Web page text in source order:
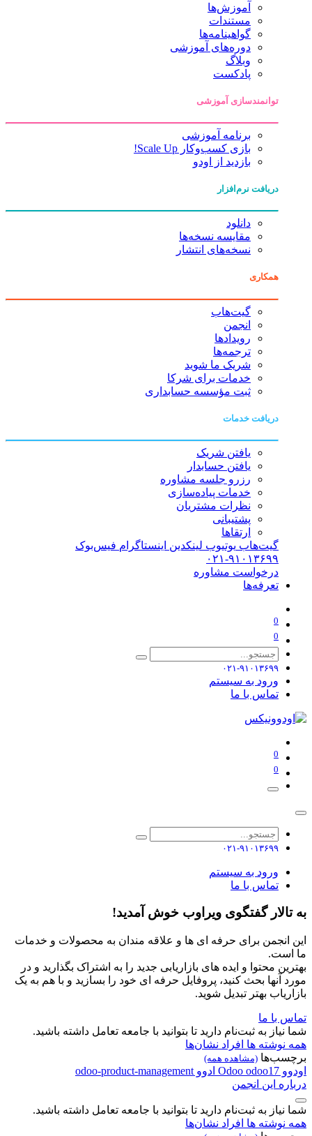
آموزش‌ها
مستندات
گواهینامه‌ها
دوره‌های آموزشی
وبلاگ
پادکست
توانمندسازی آموزشی
برنامه آموزشی
بازی کسب‌وکار Scale Up!
بازدید از اودو
دریافت نرم‌افزار
دانلود
مقایسه نسخه‌ها
نسخه‌های انتشار
همکاری
گیت‌هاب
انجمن
رویدادها
ترجمه‌ها
شریک ما شوید
خدمات برای شرکا
ثبت مؤسسه حسابداری
دریافت خدمات
یافتن شریک
یافتن حسابدار
رزرو جلسه مشاوره
خدمات پیاده‌سازی
نظرات مشتریان
پشتیبانی
ارتقاها
گیت‌هاب یوتیوب لینکدین اینستاگرام فیس‌بوک
۰۲۱-۹۱۰۱۳۶۹۹
درخواست مشاوره
تعرفه‌ها
0
0
۰۲۱-۹۱۰۱۳۶۹۹
ورود به سیستم
تماس با ما
0
0
۰۲۱-۹۱۰۱۳۶۹۹
ورود به سیستم
تماس با ما
به تالار گفتگوی ویراوب خوش آمدید!
این انجمن برای حرفه ای ها و علاقه مندان به محصولات و خدمات
ما است.
بهترین محتوا و ایده های بازاریابی جدید را به اشتراک بگذارید و در
مورد آنها بحث کنید، پروفایل حرفه ای خود را بسازید و با هم به یک
بازاریاب بهتر تبدیل شوید.
تماس با ما
شما نیاز به ثبت‌نام دارید تا بتوانید با جامعه تعامل داشته باشید.
همه نوشته ها افراد نشان‌ها
برچسب‌ها (مشاهده همه)
اودوو Odoo odoo17 ادوو odoo-product-management
درباره این انجمن
شما نیاز به ثبت‌نام دارید تا بتوانید با جامعه تعامل داشته باشید.
همه نوشته ها افراد نشان‌ها